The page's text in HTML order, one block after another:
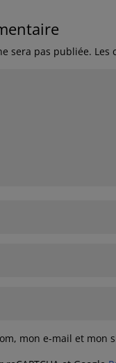
sera pas publiée. Les
mon e-mail et mon